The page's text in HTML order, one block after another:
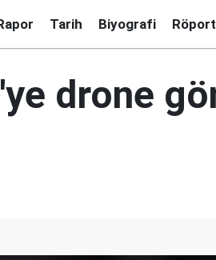
Tarih Biyografi
drone